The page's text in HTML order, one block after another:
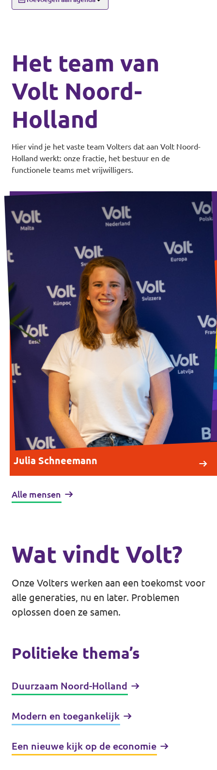
Het team van
Volt Noord-
Holland
Hier vind je het vaste team Volters dat aan Volt Noord-
Holland werkt: onze fractie, het bestuur en de
functionele teams met vrijwilligers.
Julia Schneemann
Alle mensen
Wat vindt Volt?
Onze Volters werken aan een toekomst voor
alle generaties, nu en later. Problemen
oplossen doen ze samen.
Politieke thema’s
Duurzaam Noord-Holland
Modern en toegankelijk
Een nieuwe kijk op de economie